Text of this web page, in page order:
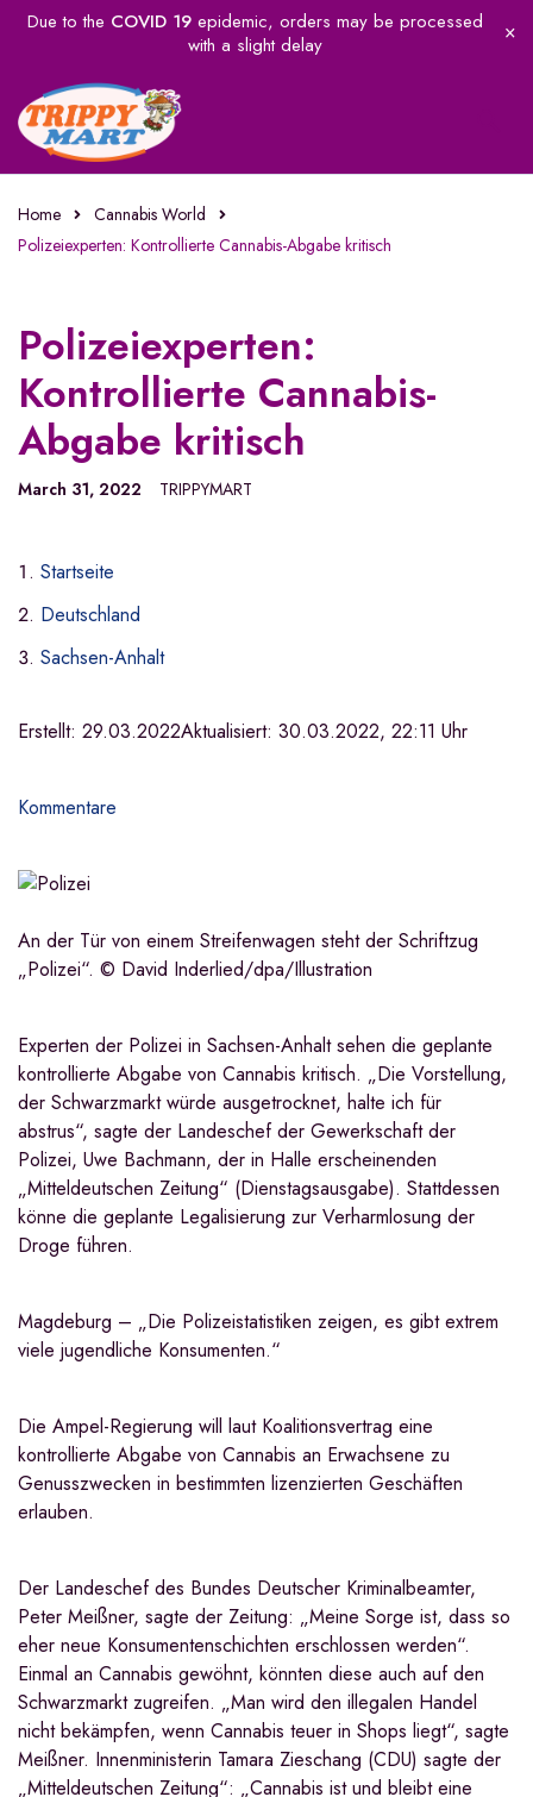
Due to the COVID 19epidemic, orders may be processed
with a slight delay
Home
Cannabis World
Polizeiexperten: Kontrollierte Cannabis-Abgabe kritisch
Polizeiexperten:
Kontrollierte Cannabis-
Abgabe kritisch
March 31, 2022 TRIPPYMART
Startseite
Deutschland
Sachsen-Anhalt
Erstellt: 29.03.2022Aktualisiert: 30.03.2022, 22:11 Uhr
Kommentare
An der Tür von einem Streifenwagen steht der Schriftzug
„Polizei“. © David Inderlied/dpa/Illustration
Experten der Polizei in Sachsen-Anhalt sehen die geplante
kontrollierte Abgabe von Cannabis kritisch. „Die Vorstellung,
der Schwarzmarkt würde ausgetrocknet, halte ich für
abstrus“, sagte der Landeschef der Gewerkschaft der
Polizei, Uwe Bachmann, der in Halle erscheinenden
„Mitteldeutschen Zeitung“ (Dienstagsausgabe). Stattdessen
könne die geplante Legalisierung zur Verharmlosung der
Droge führen.
Magdeburg – „Die Polizeistatistiken zeigen, es gibt extrem
viele jugendliche Konsumenten.“
Die Ampel-Regierung will laut Koalitionsvertrag eine
kontrollierte Abgabe von Cannabis an Erwachsene zu
Genusszwecken in bestimmten lizenzierten Geschäften
erlauben.
Der Landeschef des Bundes Deutscher Kriminalbeamter,
Peter Meißner, sagte der Zeitung: „Meine Sorge ist, dass so
eher neue Konsumentenschichten erschlossen werden“.
Einmal an Cannabis gewöhnt, könnten diese auch auf den
Schwarzmarkt zugreifen. „Man wird den illegalen Handel
nicht bekämpfen, wenn Cannabis teuer in Shops liegt“, sagte
Meißner. Innenministerin Tamara Zieschang (CDU) sagte der
„Mitteldeutschen Zeitung“: „Cannabis ist und bleibt eine